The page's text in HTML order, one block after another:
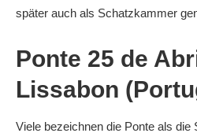
später auch als Schatzkammer
Ponte 25 de
Lissabon
Viele bezeichnen die Ponte als